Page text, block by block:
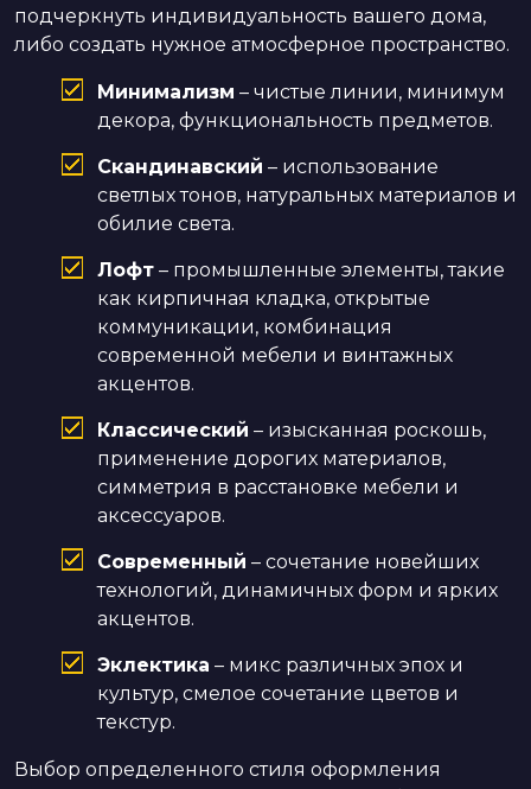
подчеркнуть индивидуальность вашего дома,
либо создать нужное атмосферное пространство.
Минимализм – чистые линии, минимум
декора, функциональность предметов.
Скандинавский – использование
светлых тонов, натуральных материалов и
обилие света.
Лофт – промышленные элементы, такие
как кирпичная кладка, открытые
коммуникации, комбинация
современной мебели и винтажных
акцентов.
Классический – изысканная роскошь,
применение дорогих материалов,
симметрия в расстановке мебели и
аксессуаров.
Современный – сочетание новейших
технологий, динамичных форм и ярких
акцентов.
Эклектика – микс различных эпох и
культур, смелое сочетание цветов и
текстур.
Выбор определенного стиля оформления